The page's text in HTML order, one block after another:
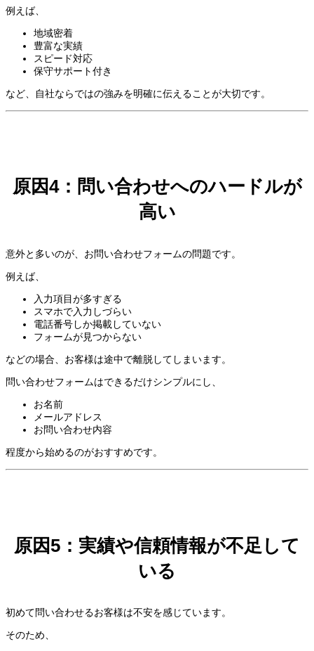
例えば、
地域密着
豊富な実績
スピード対応
保守サポート付き
など、自社ならではの強みを明確に伝えることが大切です。
原因4：問い合わせへのハードルが
高い
意外と多いのが、お問い合わせフォームの問題です。
例えば、
入力項目が多すぎる
スマホで入力しづらい
電話番号しか掲載していない
フォームが見つからない
などの場合、お客様は途中で離脱してしまいます。
問い合わせフォームはできるだけシンプルにし、
お名前
メールアドレス
お問い合わせ内容
程度から始めるのがおすすめです。
原因5：実績や信頼情報が不足して
いる
初めて問い合わせるお客様は不安を感じています。
そのため、